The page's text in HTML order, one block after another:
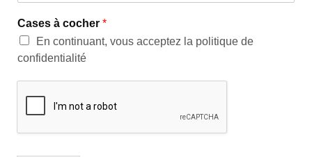
Cases à cocher *
En continuant, vous acceptez la politique de
confidentialité